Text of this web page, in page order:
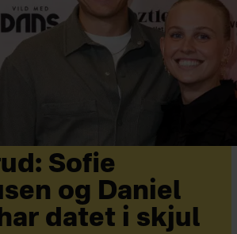
Sofie
og Daniel
datet i skjul